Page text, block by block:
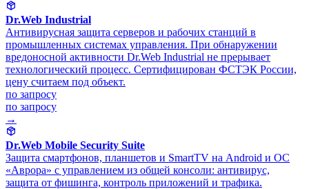
Dr.Web Industrial
Антивирусная защита серверов и рабочих станций в
промышленных системах управления. При обнаружении
вредоносной активности Dr.Web Industrial не прерывает
технологический процесс. Сертифицирован ФСТЭК России,
цену считаем под объект.
по запросу
по запросу
→
Dr.Web Mobile Security Suite
Защита смартфонов, планшетов и SmartTV на Android и ОС
«Аврора» с управлением из общей консоли: антивирус,
защита от фишинга, контроль приложений и трафика.